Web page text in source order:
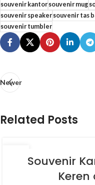
souvenir kantorsouvenir mug
souvenir speakersouvenir tas
souvenir tumbler
Newer
Related Posts
Souvenir
Keren